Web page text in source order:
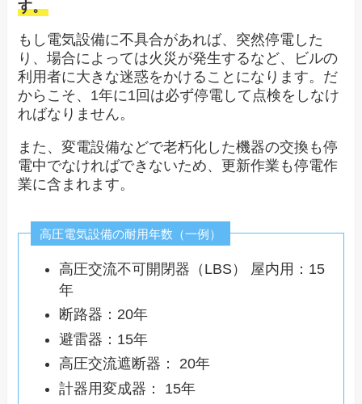
す。
もし電気設備に不具合があれば、突然停電した
り、場合によっては火災が発生するなど、ビルの
利用者に大きな迷惑をかけることになります。だ
からこそ、1年に1回は必ず停電して点検をしなけ
ればなりません。
また、変電設備などで老朽化した機器の交換も停
電中でなければできないため、更新作業も停電作
業に含まれます。
高圧電気設備の耐用年数（一例）
高圧交流不可開閉器（LBS） 屋内用：15
年
断路器：20年
避雷器：15年
高圧交流遮断器： 20年
計器用変成器： 15年